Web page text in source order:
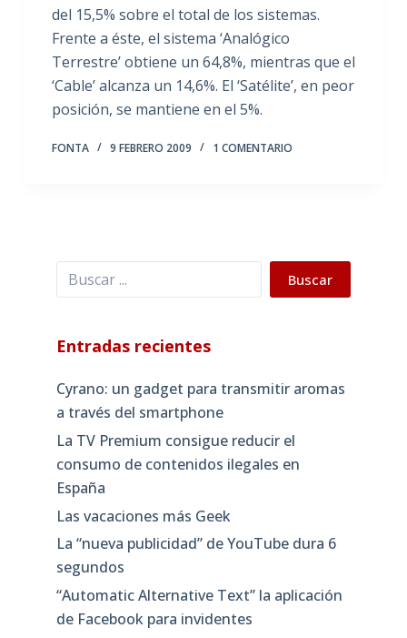
del 15,5% sobre el total de los sistemas.
Frente a éste, el sistema ‘Analógico
Terrestre’ obtiene un 64,8%, mientras que el
‘Cable’ alcanza un 14,6%. El ‘Satélite’, en peor
posición, se mantiene en el 5%.
FONTA 9 FEBRERO 2009 1 COMENTARIO
Buscar Buscar
Entradas recientes
Cyrano: un gadget para transmitir aromas
a través del smartphone
La TV Premium consigue reducir el
consumo de contenidos ilegales en
España
Las vacaciones más Geek
La “nueva publicidad” de YouTube dura 6
segundos
“Automatic Alternative Text” la aplicación
de Facebook para invidentes